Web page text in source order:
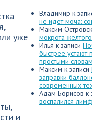
уже
и
Владимир к
не идет моча:
Максим
мокрота
Илья к записи
быстрее
простыми
Максим к записи
заправки
современных
Адам Борисов к
воспалился